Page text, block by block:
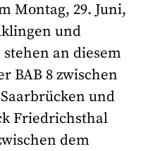
Montag, 29. Juni,
und
an diesem
BAB 8 zwischen
und
Friedrichsthal
dem